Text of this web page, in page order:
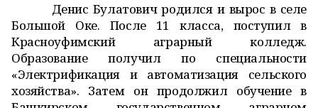
Денис Булатович родился и вырос в селе
Большой Оке. После 11 класса, поступил в
Красноуфимский аграрный колледж.
Образование получил по специальности
«Электрификация и автоматизация сельского
хозяйства». Затем он продолжил обучение в